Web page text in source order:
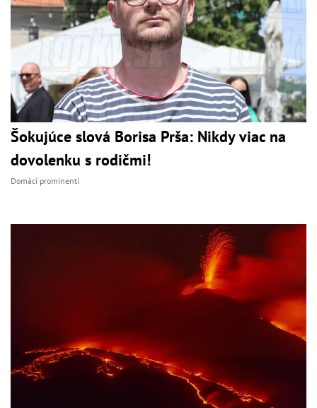
Šokujúce slová Borisa Prša: Nikdy viac na
dovolenku s rodičmi!
Domáci prominenti